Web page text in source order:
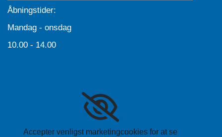
Åbningstider:
Mandag - onsdag
10.00 - 14.00
Accepter venligst marketingcookies for at se